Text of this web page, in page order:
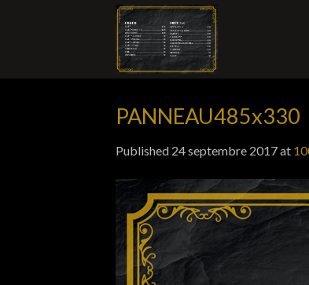
PANNEAU485x330
Published 24 septembre 2017at